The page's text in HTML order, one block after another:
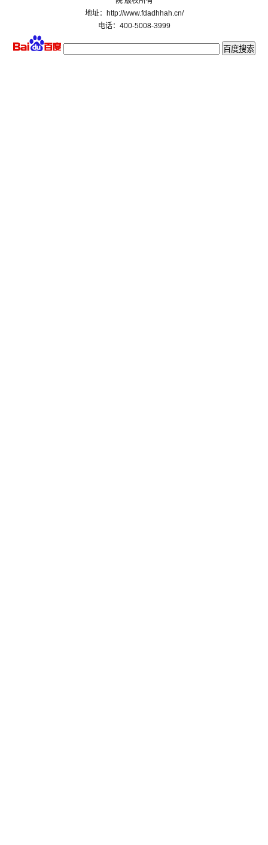
地址：http://www.fdadhhah.cn/
电话：400-5008-3999